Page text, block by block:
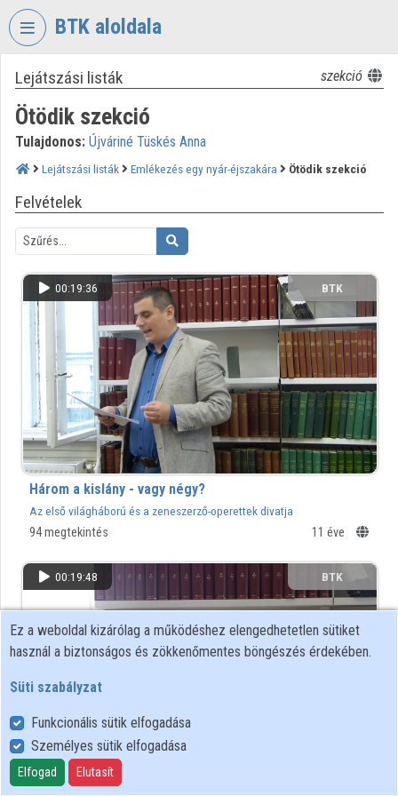
Fejléc kihagyása
BTK aloldala
VIDEOTORIUM
BÖLCSÉSZETTUDOMÁNYI
KUTATÓKÖZPONT
Kategóriák
Intézményi listák
Intézmények
Közreműködők
Lejátszási listák szekció
Ötödik szekció
Tulajdonos: Újváriné Tüskés Anna
Lejátszási listák Emlékezés egy nyár-éjszakára Ötödik szekció
Felvételek
00:19:36 BTK
Három a kislány - vagy négy?
Az első világháború és a zeneszerző-operettek divatja
94 megtekintés 11 éve
00:19:48 BTK
A pesti színházi ipar nemzetközi
Ez a weboldal kizárólag a működéshez elengedhetetlen sütiket
használ a biztonságos és zökkenőmentes böngészés érdekében.
Süti szabályzat
Funkcionális sütik elfogadása
Személyes sütik elfogadása
Elfogad Elutasít